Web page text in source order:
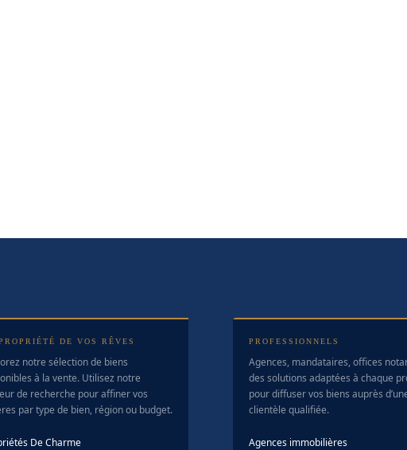
DE VOS RÊVES
notre sélection de biens
à la vente. Utilisez notre
de recherche pour affiner vos
par type de bien, région ou budget.
De Charme
PROFESSIONNELS
Agences, mandataires, offices
des solutions adaptées à chaque
pour diffuser vos biens auprès
clientèle qualifiée.
Agences immobilières